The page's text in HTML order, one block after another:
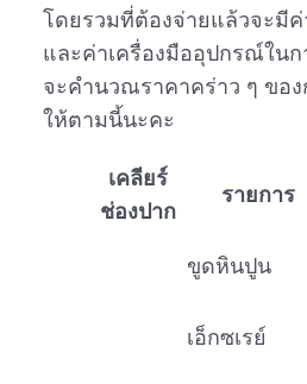
โดยรวมที่ต้องจ่ายแล้วจะมีค่
และค่าเครื่องมืออุปกรณ์ใน
จะคำนวณราคาคร่าว ๆ ขอ
ให้ตามนี้นะคะ
เคลียร์
ช่องปาก
รายการ
ขูดหินปูน
เอ็กซเรย์